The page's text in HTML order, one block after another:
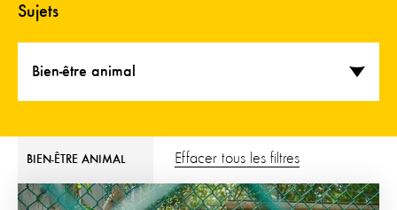
Sujets
Bien-être animal
BIEN-ÊTRE ANIMAL Effacer tous les filtres